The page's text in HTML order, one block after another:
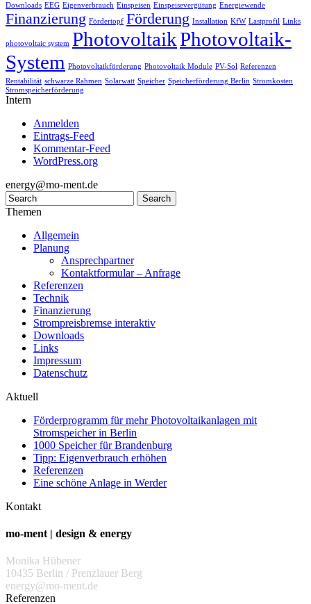
Downloads EEG Eigenverbrauch Einspeisen Einspeisevergütung Energiewende
Finanzierung Fördertopf Förderung Installation KfW Lastprofil Links
photovoltaic system PhotovoltaikPhotovoltaik-
System Photovoltaikförderung Photovoltaik Module PV-Sol Referenzen
Rentabilität schwarze Rahmen Solarwatt Speicher Speicherförderung Berlin Stromkosten
Stromspeicherförderung
Intern
Anmelden
Eintrags-Feed
Kommentar-Feed
WordPress.org
energy@mo-ment.de
Themen
Allgemein
Planung
Ansprechpartner
Kontaktformular – Anfrage
Referenzen
Technik
Finanzierung
Strompreisbremse interaktiv
Downloads
Links
Impressum
Datenschutz
Aktuell
Förderprogramm für mehr Photovoltaikanlagen mit
Stromspeicher in Berlin
1000 Speicher für Brandenburg
Tipp: Eigenverbrauch erhöhen
Referenzen
Eine schöne Anlage in Werder
Kontakt
mo-ment | design & energy
Monika Hübener
10435 Berlin / Prenzlauer Berg
energy@mo-ment.de
Referenzen